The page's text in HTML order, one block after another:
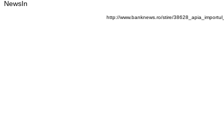
NewsIn
http://www.banknews.ro/stire/